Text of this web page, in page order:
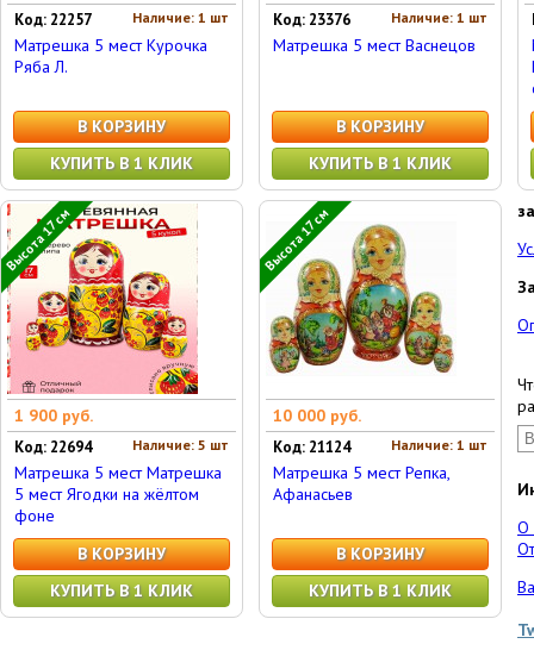
Наличие: 1 шт
Код: 22257
Матрешка 5 мест Курочка
Ряба Л.
В КОРЗИНУ
КУПИТЬ В 1 КЛИК
Наличие: 1 шт
Код: 23376
Матрешка 5 мест Васнецов
В КОРЗИНУ
КУПИТЬ В 1 КЛИК
Высота 17 см
1 900 руб.
Наличие: 5 шт
Код: 22694
Матрешка 5 мест Матрешка
5 мест Ягодки на жёлтом
фоне
В КОРЗИНУ
КУПИТЬ В 1 КЛИК
Высота 17 см
10 000 руб.
Наличие: 1 шт
Код: 21124
Матрешка 5 мест Репка,
Афанасьев
В КОРЗИНУ
КУПИТЬ В 1 КЛИК
О